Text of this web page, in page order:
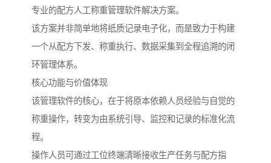
专业的配方人工称重管理软件解决方案。
该方案并非简单地将纸质记录电子化，而是致力于构建
一个从配方下发、称重执行、数据采集到全程追溯的闭
环管理体系。
核心功能与价值体现
该管理软件的核心，在于将原本依赖人员经验与自觉的
称重操作，转变为由系统引导、监控和记录的标准化流
程。
操作人员可通过工位终端清晰接收生产任务与配方指